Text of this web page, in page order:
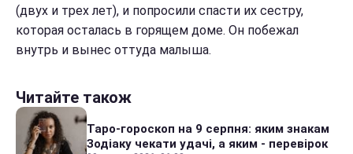
(двух и трех лет), и попросили спасти их сестру,
которая осталась в горящем доме. Он побежал
внутрь и вынес оттуда малыша.
Читайте також
Таро-гороскоп на 9 серпня: яким знакам
Зодіаку чекати удачі, а яким - перевірок